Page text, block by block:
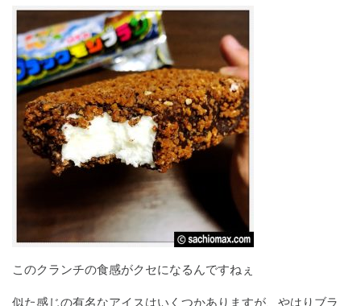
このクランチの食感がクセになるんですねぇ
似た感じの有名なアイスはいくつかありますが、やはりブラ